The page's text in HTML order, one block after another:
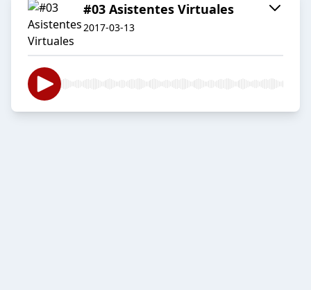
#03 Asistentes Virtuales
2017-03-13